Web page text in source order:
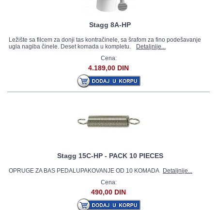
Stagg 8A-HP
Ležište sa filcem za donji tas kontračinele, sa šrafom za fino podešavanje
ugla nagiba činele. Deset komada u kompletu.
Detaljnije...
Cena:
4.189,00 DIN
Stagg 15C-HP - PACK 10 PIECES
OPRUGE ZA BAS PEDALUPAKOVANJE OD 10 KOMADA
Detaljnije...
Cena:
490,00 DIN